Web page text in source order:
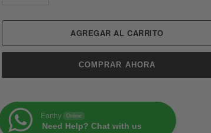
AGREGAR AL CARRITO
COMPRAR AHORA
Earthy Online
Need Help? Chat with us